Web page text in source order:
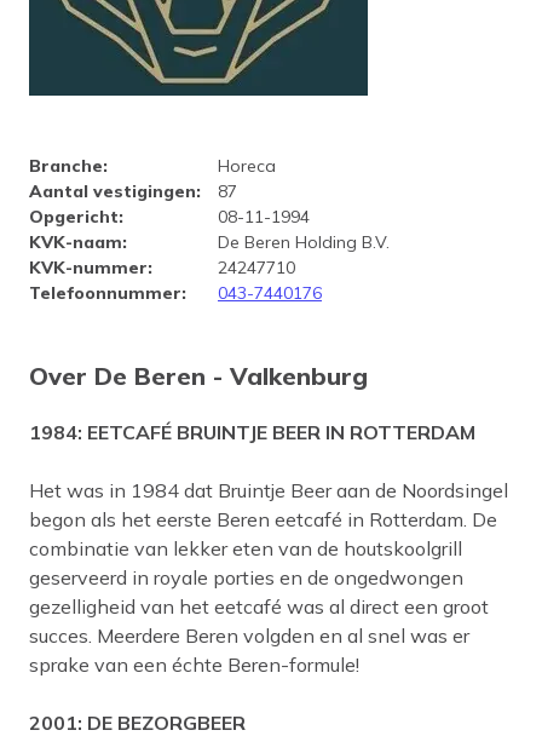
Bedrijfsprofiel De Beren -
Branche:
Horeca
Aantal vestigingen:
87
Opgericht:
08-11-1994
KVK-naam:
De Beren Holding B.V.
KVK-nummer:
24247710
Telefoonnummer: 043-7440176
Over De Beren - Valkenburg
1984: EETCAFÉ BRUINTJE BEER IN ROTTERDAM
Het was in 1984 dat Bruintje Beer aan de Noordsingel
begon als het eerste Beren eetcafé in Rotterdam. De
combinatie van lekker eten van de houtskoolgrill
geserveerd in royale porties en de ongedwongen
gezelligheid van het eetcafé was al direct een groot
succes. Meerdere Beren volgden en al snel was er
sprake van een échte Beren-formule!
2001: DE BEZORGBEER